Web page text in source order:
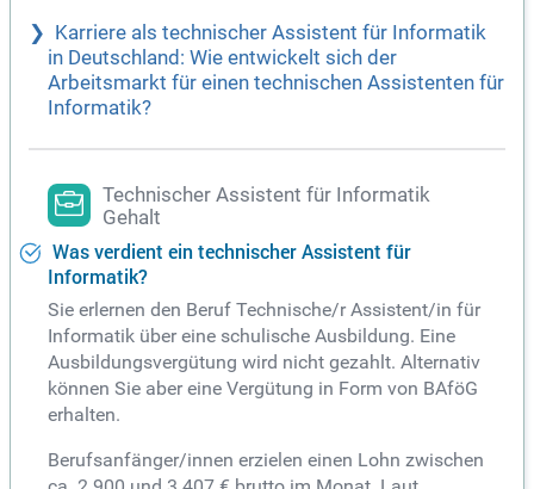
Karriere als technischer Assistent für Informatik
in Deutschland: Wie entwickelt sich der
Arbeitsmarkt für einen technischen Assistenten für
Informatik?
Technischer Assistent für Informatik
Gehalt
Was verdient ein technischer Assistent für
Informatik?
Sie erlernen den Beruf Technische/r Assistent/in für
Informatik über eine schulische Ausbildung. Eine
Ausbildungsvergütung wird nicht gezahlt. Alternativ
können Sie aber eine Vergütung in Form von BAföG
erhalten.
Berufsanfänger/innen erzielen einen Lohn zwischen